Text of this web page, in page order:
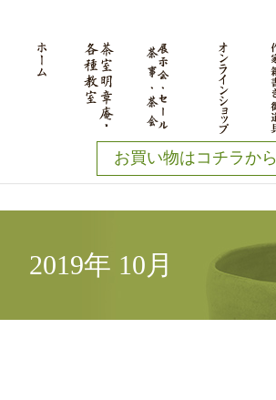
お買い物はコチラから
2019年 10月